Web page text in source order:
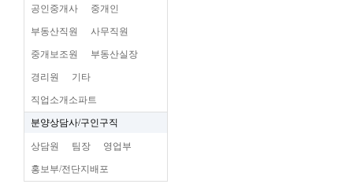
공인중개사 중개인
부동산직원 사무직원
중개보조원 부동산실장
경리원 기타
직업소개소파트
분양상담사/구인구직
상담원 팀장 영업부
홍보부/전단지배포